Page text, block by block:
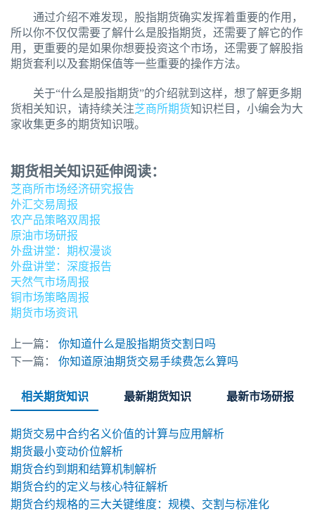
通过介绍不难发现，股指期货确实发挥着重要的作用，
所以你不仅仅需要了解什么是股指期货，还需要了解它的作
用，更重要的是如果你想要投资这个市场，还需要了解股指
期货套利以及套期保值等一些重要的操作方法。
关于“什么是股指期货”的介绍就到这样，想了解更多期
货相关知识，请持续关注芝商所期货知识栏目，小编会为大
家收集更多的期货知识哦。
期货相关知识延伸阅读：
芝商所市场经济研究报告
外汇交易周报
农产品策略双周报
原油市场研报
外盘讲堂：期权漫谈
外盘讲堂：深度报告
天然气市场周报
铜市场策略周报
期货市场资讯
上一篇：
你知道什么是股指期货交割日吗
下一篇：
你知道原油期货交易手续费怎么算吗
相关期货知识 最新期货知识 最新市场研报
期货交易中合约名义价值的计算与应用解析
期货最小变动价位解析
期货合约到期和结算机制解析
期货合约的定义与核心特征解析
期货合约规格的三大关键维度：规模、交割与标准化